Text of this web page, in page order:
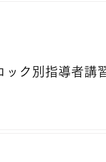
ク別指導者講